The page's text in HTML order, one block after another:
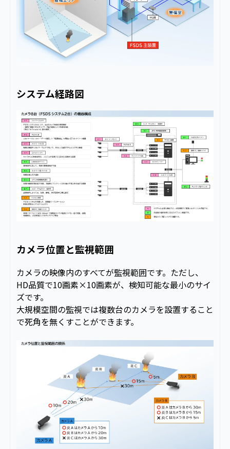
システム経路図
カメラ位置と監視範囲
カメラの映像内のすべてが監視範囲です。ただし、
HD品質で10画素×10画素が、検知可能な最小のサイ
ズです。
大規模空間の監視では複数台のカメラを設置すること
で死角を無くすことができます。